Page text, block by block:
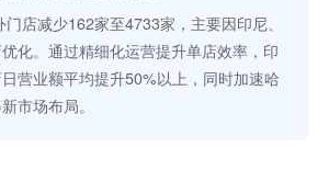
店减少162家至4733家，主要因印尼、
化。通过精细化运营提升单店效率，印
营业额平均提升50%以上，同时加速哈
市场布局。